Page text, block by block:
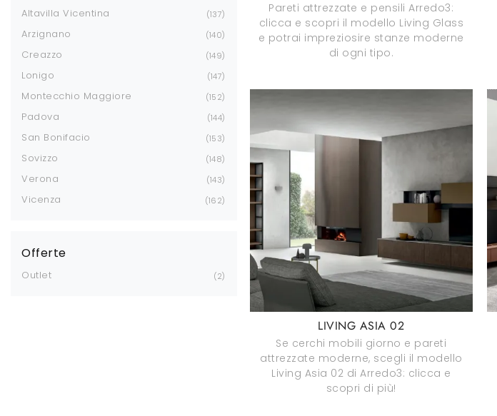
Altavilla Vicentina 137
Arzignano 140
Creazzo 149
Lonigo 147
Montecchio Maggiore 152
Padova 144
San Bonifacio 153
Sovizzo 148
Verona 143
Vicenza 162
Offerte
Outlet 2
Pareti attrezzate e pensili Arredo3:
clicca e scopri il modello Living Glass
e potrai impreziosire stanze moderne
di ogni tipo.
LIVING ASIA 02
Se cerchi mobili giorno e pareti
attrezzate moderne, scegli il modello
Living Asia 02 di Arredo3: clicca e
scopri di più!